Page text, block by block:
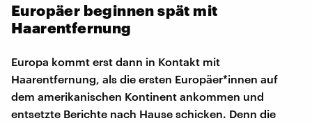
Europäer beginnen spät mit
Haarentfernung
Europa kommt erst dann in Kontakt mit
Haarentfernung, als die ersten Europäer*innen auf
dem amerikanischen Kontinent ankommen und
entsetzte Berichte nach Hause schicken. Denn die